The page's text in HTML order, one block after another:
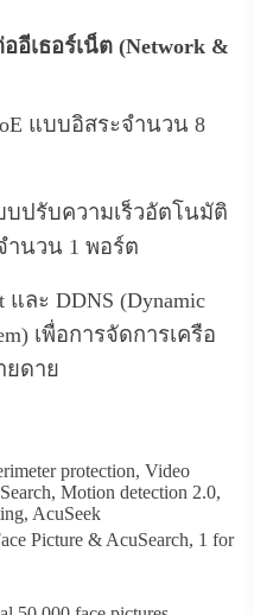
อีเธอร์เน็ต (Network &
แบบอิสระจำนวน 8
บปรับความเร็วอัตโนมัติ
จำนวน 1 พอร์ต
และ DDNS (Dynamic
เพื่อการจัดการเครือ
ยดาย
protection, Video
Motion detection 2.0,
AcuSeek
Picture & AcuSearch, 1 for